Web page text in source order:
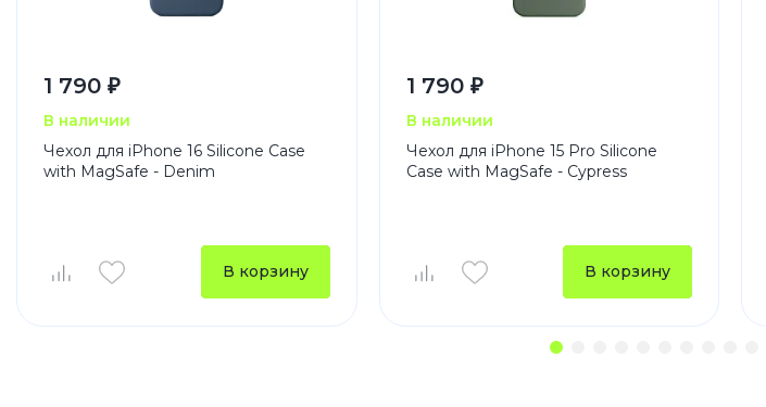
1 790 ₽
В наличии
Чехол для iPhone 16 Silicone Case
with MagSafe - Denim
В корзину
1 790 ₽
В наличии
Чехол для iPhone 15 Pro Silicone
Case with MagSafe - Cypress
В корзину